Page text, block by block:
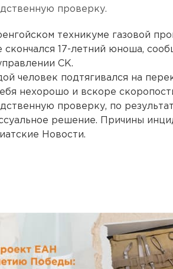
проверку.
техникуме газовой
скончался 17-летний юноша,
СК.
человек подтягивался на
нехорошо и вскоре
проверку, по
решение. Причины
Новости.